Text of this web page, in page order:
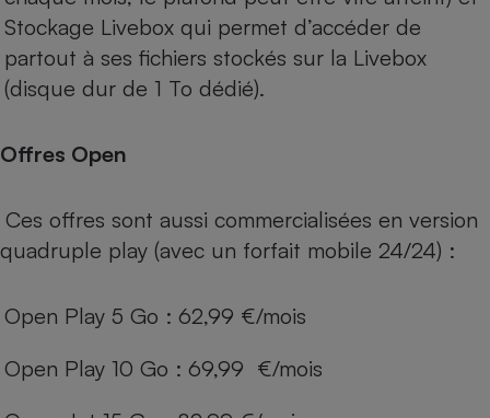
Stockage Livebox qui permet d’accéder de
partout à ses fichiers stockés sur la Livebox
(disque dur de 1 To dédié).
Offres Open
Ces offres sont aussi commercialisées en version
quadruple play (avec un forfait mobile 24/24) :
Open Play 5 Go : 62,99 €/mois
Open Play 10 Go : 69,99 €/mois